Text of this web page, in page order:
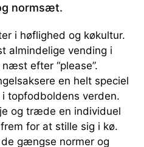
normsæt.
i høflighed og køkultur.
almindelige vending i
efter “please”.
en helt speciel
topfodboldens verden.
og træde en individuel
for at stille sig i kø.
gængse normer og